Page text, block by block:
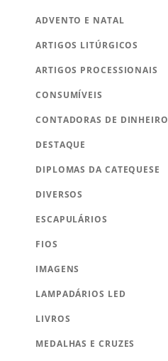
ADVENTO E NATAL
ARTIGOS LITÚRGICOS
ARTIGOS PROCESSIONAIS
CONSUMÍVEIS
CONTADORAS DE DINHEIRO
DESTAQUE
DIPLOMAS DA CATEQUESE
DIVERSOS
ESCAPULÁRIOS
FIOS
IMAGENS
LAMPADÁRIOS LED
LIVROS
MEDALHAS E CRUZES